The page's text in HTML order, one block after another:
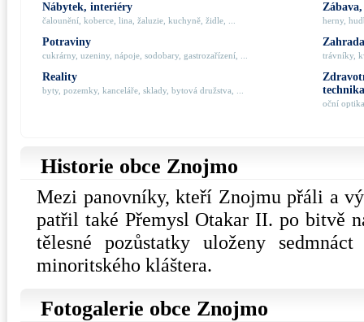
Nábytek, interiéry
čalounění, koberce, lina, žaluzie, kuchyně, židle, ...
Potraviny
cukrárny, uzeniny, nápoje, sodobary, gastrozařízení, ...
Reality
byty, pozemky, kanceláře, sklady, bytová družstva, ...
herny,
trávníky,
technika
oční
Historie obce Znojmo
Mezi panovníky, kteří Znojmu přáli a
patřil také Přemysl Otakar II. po bitvě
tělesné pozůstatky uloženy
minoritského kláštera.
Fotogalerie obce Znojmo